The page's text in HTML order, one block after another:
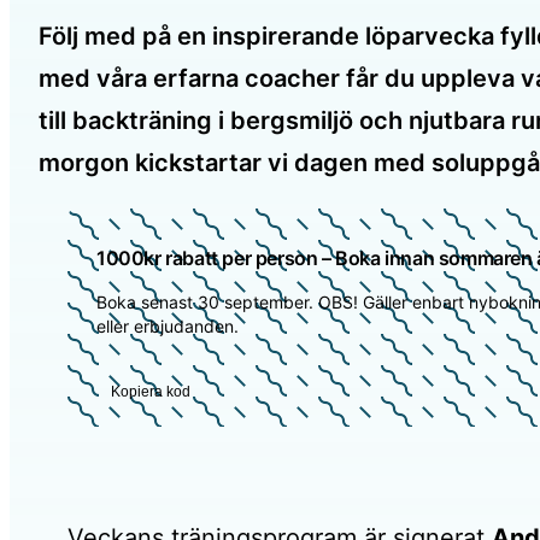
Följ med på en inspirerande löparvecka
med våra erfarna coacher får du uppleva
till backträning i bergsmiljö och njutbara
morgon kickstartar vi dagen med
1000kr rabatt per person – Boka innan sommaren
Boka senast 30 september. OBS! Gäller enbart
eller erbjudanden.
Kopiera kod